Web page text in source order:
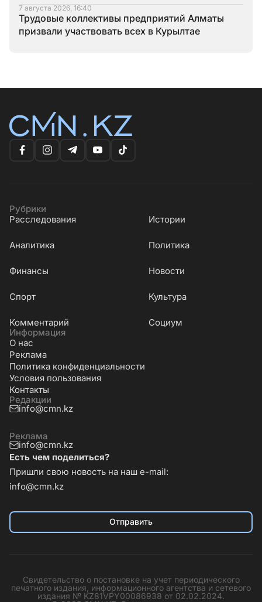
7 августа 2026, 16:40
Трудовые коллективы предприятий Алматы
призвали участвовать всех в Курылтае
Рубрики
Расследования
Истории
Аналитика Политика
Финансы Новости
Cпорт Культура
Комментарий
Социум
Информация
О нас
Реклама
Политика конфиденциальности
Условия пользования
Контакты
Редакции
info@cmn.kz
Реклама
info@cmn.kz
Есть чем поделиться?
Пришли свою новость на наш e-mail:
info@cmn.kz
Отправить
Свидетельство о постановке на учет периодического
печатного издания, информационного агентства и сетевого
издания № KZ81VPY00086938 от 02.02.2024.